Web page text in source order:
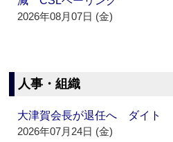
2026年08月07日 (金)
人事・組織
大津賀会長が退任へ ダイト
2026年07月24日 (金)